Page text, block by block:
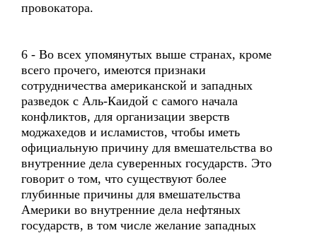
провокатора.
6 - Во всех упомянутых выше странах, кроме
всего прочего, имеются признаки
сотрудничества американской и западных
разведок с Аль-Каидой с самого начала
конфликтов, для организации зверств
моджахедов и исламистов, чтобы иметь
официальную причину для вмешательства во
внутренние дела суверенных государств. Это
говорит о том, что существуют более
глубинные причины для вмешательства
Америки во внутренние дела нефтяных
государств, в том числе желание западных